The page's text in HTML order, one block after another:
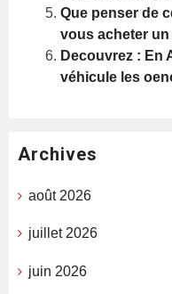
Que penser de
vous acheter
Decouvrez : En
véhicule les
Archives
août 2026
juillet 2026
juin 2026